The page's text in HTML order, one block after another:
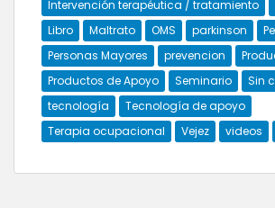
Intervención terapéutica / tratamiento
Libro
Maltrato OMS parkinson
Personas Mayores
prevencion
Productos de Apoyo
Seminario
Sin
tecnología
Tecnología de apoyo
Terapia ocupacional
Vejez videos